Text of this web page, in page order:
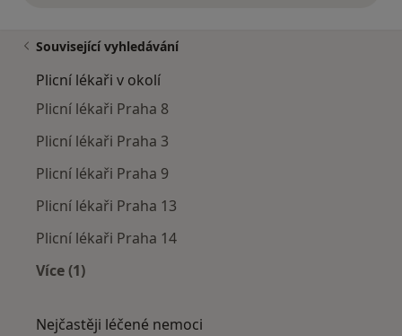
Související vyhledávání
Plicní lékaři v okolí
Plicní lékaři Praha 8
Plicní lékaři Praha 3
Plicní lékaři Praha 9
Plicní lékaři Praha 13
Plicní lékaři Praha 14
Více (1)
Nejčastěji léčené nemoci